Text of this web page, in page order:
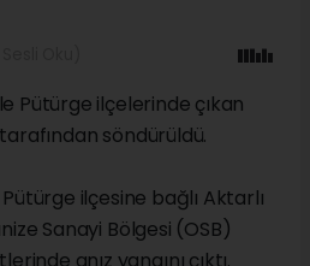
Pütürge ilçelerinde çıkan
söndürüldü.
ilçesine bağlı Aktarlı
Sanayi Bölgesi (OSB)